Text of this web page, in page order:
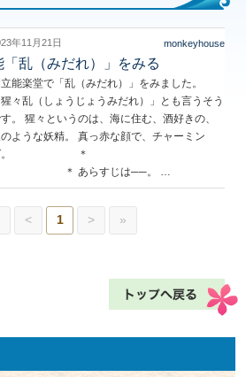
年11月21日 monkeyhouse
「乱（みだれ）」をみる
能楽堂で「乱（みだれ）」をみました。
猩々乱（しょうじょうみだれ）」とも言うそう
。 猩々というのは、海に住む、酒好きの、
ような妖精。 真っ赤な顔で、チャーミン
。 ＊
＊ あらすじは──。 …
< 1 > »